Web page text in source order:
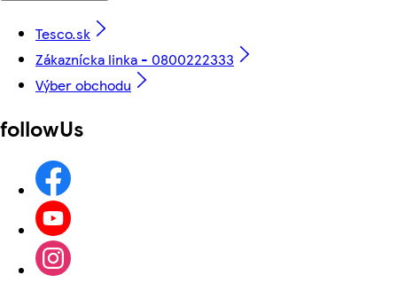
Tesco.sk
Zákaznícka linka - 0800222333
Výber obchodu
followUs